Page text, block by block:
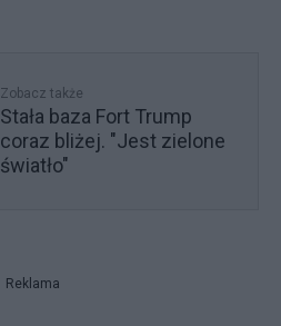
Zobacz także
Stała baza Fort Trump
coraz bliżej. "Jest zielone
światło"
Reklama